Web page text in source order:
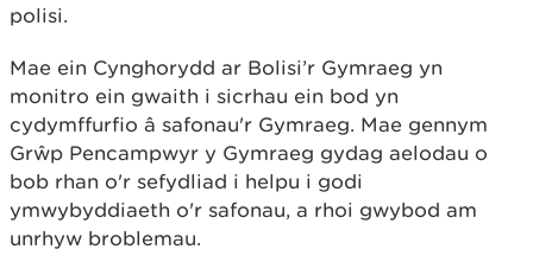
polisi.
Mae ein Cynghorydd ar Bolisi’r Gymraeg yn
monitro ein gwaith i sicrhau ein bod yn
cydymffurfio â safonau'r Gymraeg. Mae gennym
Grŵp Pencampwyr y Gymraeg gydag aelodau o
bob rhan o'r sefydliad i helpu i godi
ymwybyddiaeth o'r safonau, a rhoi gwybod am
unrhyw broblemau.